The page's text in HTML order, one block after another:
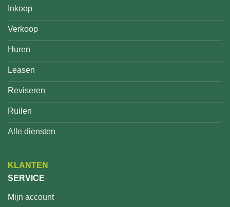
Inkoop
Verkoop
Huren
Leasen
Reviseren
Ruilen
Alle diensten
KLANTEN
SERVICE
Mijn account